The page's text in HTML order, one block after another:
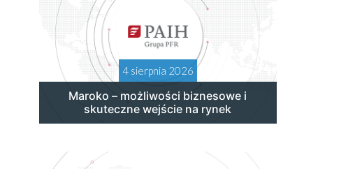
4 sierpnia 2026
Maroko – możliwości biznesowe i
skuteczne wejście na rynek